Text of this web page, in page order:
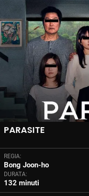
PARASITE
REGIA:
Bong Joon-ho
DURATA:
132 minuti